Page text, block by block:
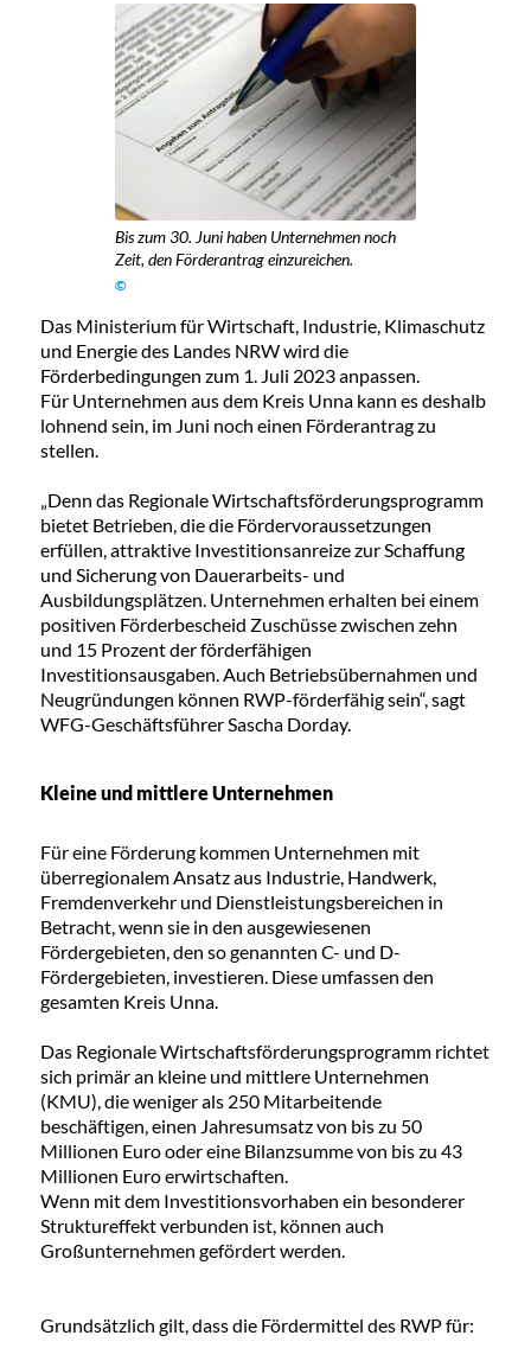
Bis zum 30. Juni haben Unternehmen noch
Zeit, den Förderantrag einzureichen.
©
Das Ministerium für Wirtschaft, Industrie, Klimaschutz
und Energie des Landes NRW wird die
Förderbedingungen zum 1. Juli 2023 anpassen.
Für Unternehmen aus dem Kreis Unna kann es deshalb
lohnend sein, im Juni noch einen Förderantrag zu
stellen.
„Denn das Regionale Wirtschaftsförderungsprogramm
bietet Betrieben, die die Fördervoraussetzungen
erfüllen, attraktive Investitionsanreize zur Schaffung
und Sicherung von Dauerarbeits- und
Ausbildungsplätzen. Unternehmen erhalten bei einem
positiven Förderbescheid Zuschüsse zwischen zehn
und 15 Prozent der förderfähigen
Investitionsausgaben. Auch Betriebsübernahmen und
Neugründungen können RWP-förderfähig sein“, sagt
WFG-Geschäftsführer Sascha Dorday.
Kleine und mittlere Unternehmen
Für eine Förderung kommen Unternehmen mit
überregionalem Ansatz aus Industrie, Handwerk,
Fremdenverkehr und Dienstleistungsbereichen in
Betracht, wenn sie in den ausgewiesenen
Fördergebieten, den so genannten C- und D-
Fördergebieten, investieren. Diese umfassen den
gesamten Kreis Unna.
Das Regionale Wirtschaftsförderungsprogramm richtet
sich primär an kleine und mittlere Unternehmen
(KMU), die weniger als 250 Mitarbeitende
beschäftigen, einen Jahresumsatz von bis zu 50
Millionen Euro oder eine Bilanzsumme von bis zu 43
Millionen Euro erwirtschaften.
Wenn mit dem Investitionsvorhaben ein besonderer
Struktureffekt verbunden ist, können auch
Großunternehmen gefördert werden.
Grundsätzlich gilt, dass die Fördermittel des RWP für: